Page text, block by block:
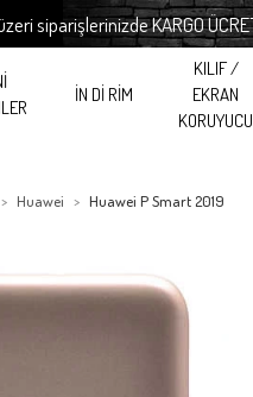
KARGO ÜCRETSİZ
İN Dİ RİM
KILIF /
EKRAN
KORUYUCU
Huawei Huawei P Smart 2019